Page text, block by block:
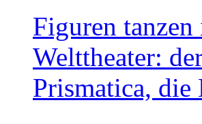
Figuren
Welttheater:
Prismatica, die